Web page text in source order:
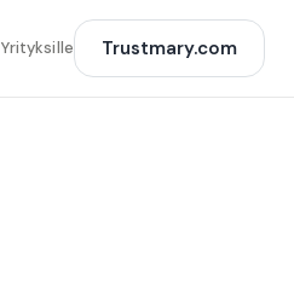
Yrityksille Trustmary.com